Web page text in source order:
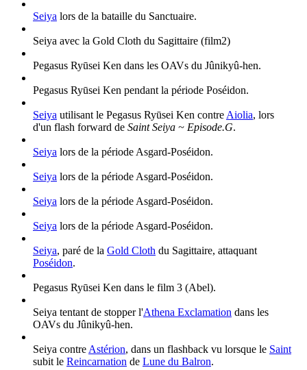
Seiya lors de la bataille du Sanctuaire.
Seiya avec la Gold Cloth du Sagittaire (film2)
Pegasus Ryūsei Ken dans les OAVs du Jûnikyû-hen.
Pegasus Ryūsei Ken pendant la période Poséidon.
Seiya utilisant le Pegasus Ryūsei Ken contre Aiolia, lors
d'un flash forward de Saint Seiya ~ Episode.G.
Seiya lors de la période Asgard-Poséidon.
Seiya lors de la période Asgard-Poséidon.
Seiya lors de la période Asgard-Poséidon.
Seiya lors de la période Asgard-Poséidon.
Seiya, paré de la Gold Cloth du Sagittaire, attaquant
Poséidon.
Pegasus Ryūsei Ken dans le film 3 (Abel).
Seiya tentant de stopper l'Athena Exclamation dans les
OAVs du Jûnikyû-hen.
Seiya contre Astérion, dans un flashback vu lorsque le Saint
subit le Reincarnation de Lune du Balron.